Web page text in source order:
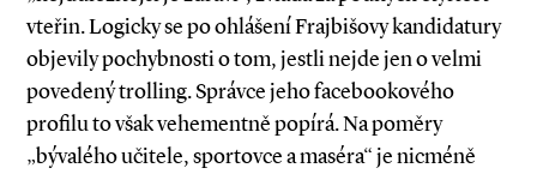
vteřin. Logicky se po ohlášení Frajbišovy kandidatury
objevily pochybnosti o tom, jestli nejde jen o velmi
povedený trolling. Správce jeho facebookového
profilu to však vehementně popírá. Na poměry
„bývalého učitele, sportovce a maséra“ je nicméně